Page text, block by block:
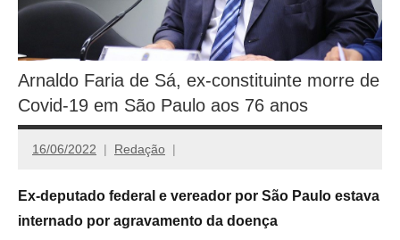
Arnaldo Faria de Sá, ex-constituinte morre de
Covid-19 em São Paulo aos 76 anos
16/06/2022 Redação
Ex-deputado federal e vereador por São Paulo estava
internado por agravamento da doença